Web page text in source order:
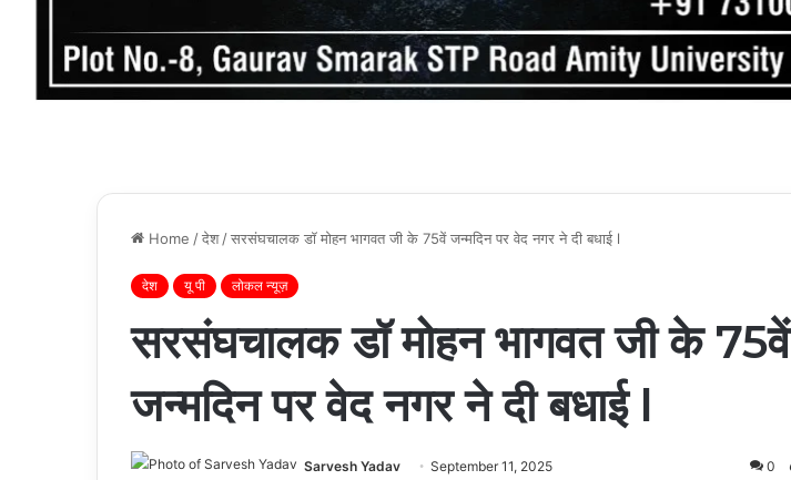
Home /देश /सरसंघचालक डॉ मोहन भागवत जी के 75वें जन्मदिन पर वेद नगर ने दी बधाई l
देश यू पी लोकल न्यूज़
सरसंघचालक डॉ मोहन भागवत जी के 75वें
जन्मदिन पर वेद नगर ने दी बधाई l
Sarvesh Yadav September 11, 2025 0